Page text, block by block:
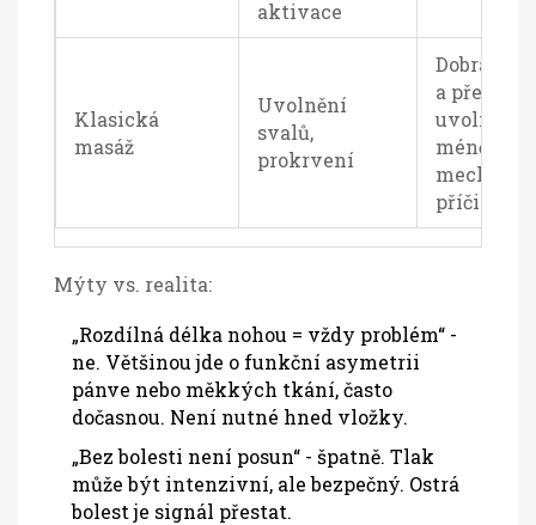
aktivace
Klasická
masáž
Uvolnění
svalů,
prokrvení
Dobrá na
a
uvolnění,
méně na
příčiny
Mýty vs. realita:
„Rozdílná délka nohou = vždy problém“ -
ne. Většinou jde o funkční asymetrii
pánve nebo měkkých tkání, často
dočasnou. Není nutné hned vložky.
„Bez bolesti není posun“ - špatně. Tlak
může být intenzivní, ale bezpečný. Ostrá
bolest je signál přestat.